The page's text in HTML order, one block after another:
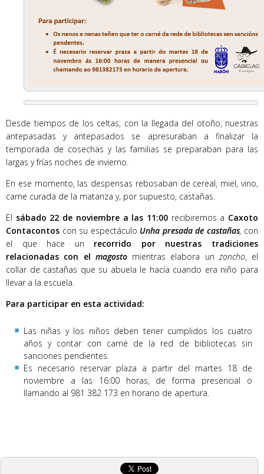
Desde tiempos de los celtas, con la llegada del otoño, nuestras
antepasadas y antepasados se apresuraban a finalizar la
temporada de cosechas y las familias se preparaban para las
largas y frías noches de invierno.
En ese momento, las despensas rebosaban de cereal, miel, vino,
carne curada de la matanza y, por supuesto, castañas.
El sábado 22 de noviembre a las 11:00recibiremos a Caxoto
Contacontos con su espectáculo Unha presada de castañas, con
el que hace un recorrido por nuestras tradiciones
relacionadas con el magostomientras elabora un zoncho, el
collar de castañas que su abuela le hacía cuando era niño para
llevar a la escuela.
Para participar en esta actividad:
Las niñas y los niños deben tener cumplidos los cuatro
años y contar con carné de la red de bibliotecas sin
sanciones pendientes.
Es necesario reservar plaza a partir del martes 18 de
noviembre a las 16:00 horas, de forma presencial o
llamando al 981 382 173 en horario de apertura.